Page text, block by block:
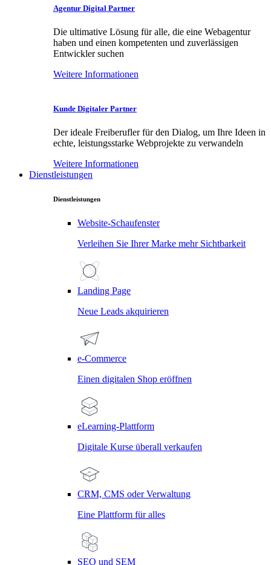
Agentur Digital Partner
Die ultimative Lösung für alle, die eine Webagentur
haben und einen kompetenten und zuverlässigen
Entwickler suchen
Weitere Informationen
Kunde Digitaler Partner
Der ideale Freiberufler für den Dialog, um Ihre Ideen in
echte, leistungsstarke Webprojekte zu verwandeln
Weitere Informationen
Dienstleistungen
Dienstleistungen
Website-Schaufenster
Verleihen Sie Ihrer Marke mehr Sichtbarkeit
Landing Page
Neue Leads akquirieren
e-Commerce
Einen digitalen Shop eröffnen
eLearning-Plattform
Digitale Kurse überall verkaufen
CRM, CMS oder Verwaltung
Eine Plattform für alles
SEO und SEM